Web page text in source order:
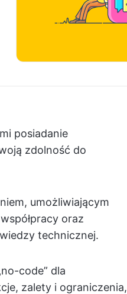
posiadanie
zdolność do
umożliwiającym
oraz
technicznej.
code” dla
zalety i ograniczenia,